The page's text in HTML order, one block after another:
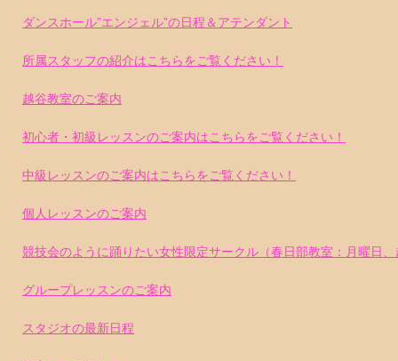
ダンスホール”エンジェル”の日程＆アテンダント
所属スタッフの紹介はこちらをご覧ください！
越谷教室のご案内
初心者・初級レッスンのご案内はこちらをご覧ください！
中級レッスンのご案内はこちらをご覧ください！
個人レッスンのご案内
競技会のように踊りたい女性限定サークル（春日部教室：月曜日、
グループレッスンのご案内
スタジオの最新日程